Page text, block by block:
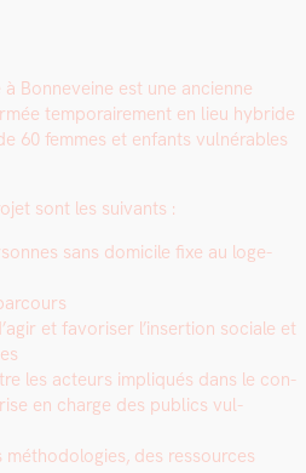
Bon­n­eveine est une anci­enne
tem­po­raire­ment en lieu hybride
60 femmes et enfants vul­nérables
sont les suiv­ants :
sans domi­cile fixe au loge­
et favoris­er l’insertion sociale et
les acteurs impliqués dans le con­
en charge des publics vul­
des ressources